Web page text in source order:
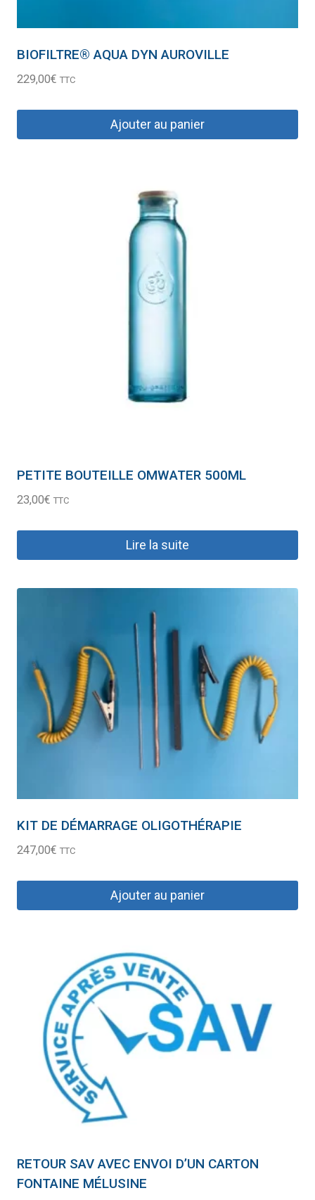
BIOFILTRE® AQUA DYN AUROVILLE
229,00€ TTC
Ajouter au panier
PETITE BOUTEILLE OMWATER 500ML
23,00€ TTC
Lire la suite
KIT DE DÉMARRAGE OLIGOTHÉRAPIE
247,00€ TTC
Ajouter au panier
RETOUR SAV AVEC ENVOI D’UN CARTON
FONTAINE MÉLUSINE